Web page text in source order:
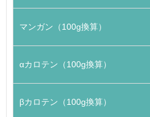
マンガン（100g換算）
αカロテン（100g換算）
βカロテン（100g換算）